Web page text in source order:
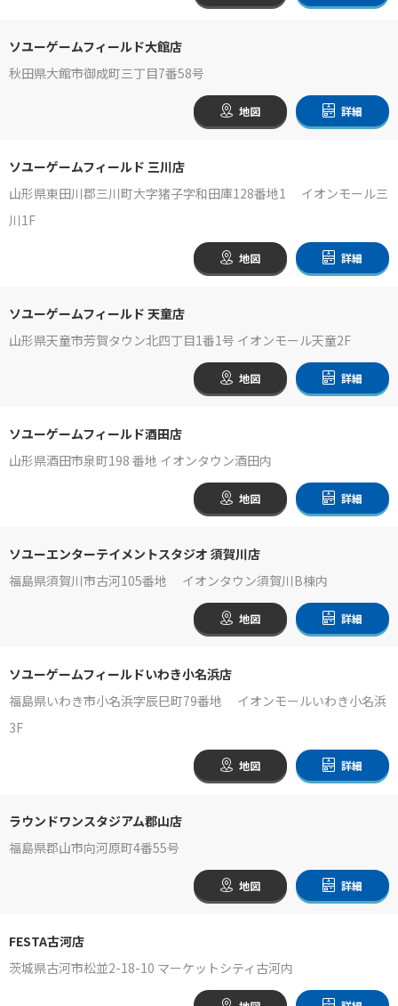
ソユーゲームフィールド大館店
秋田県大館市御成町三丁目7番58号
地図 詳細
ソユーゲームフィールド 三川店
山形県東田川郡三川町大字猪子字和田庫128番地1 イオンモール三
川1F
地図 詳細
ソユーゲームフィールド 天童店
山形県天童市芳賀タウン北四丁目1番1号 イオンモール天童2F
地図 詳細
ソユーゲームフィールド酒田店
山形県酒田市泉町198 番地 イオンタウン酒田内
地図 詳細
ソユーエンターテイメントスタジオ 須賀川店
福島県須賀川市古河105番地 イオンタウン須賀川B棟内
地図 詳細
ソユーゲームフィールドいわき小名浜店
福島県いわき市小名浜字辰巳町79番地 イオンモールいわき小名浜
3F
地図 詳細
ラウンドワンスタジアム郡山店
福島県郡山市向河原町4番55号
地図 詳細
FESTA古河店
茨城県古河市松並2-18-10 マーケットシティ古河内